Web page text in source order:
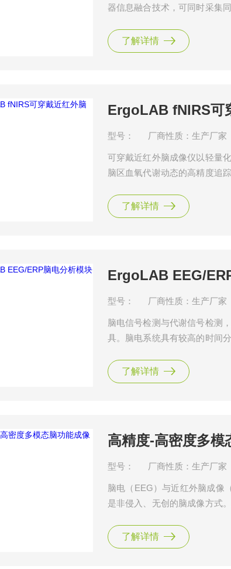
器信息融合技术，可同时采集
息的同时，兼顾了时空分辨率
据的关联性分析、提高信号的
了解详情
ErgoLAB fNIRS可
型号： 厂商性质：生产厂家
可穿戴近红外脑成像仪以轻量
脑区血氧代谢动态的高精度追
功能活动。通过智能边缘计算
分析（如疲劳、负荷）
了解详情
ErgoLAB EEG/
型号： 厂商性质：生产厂家
脑电信号检测与代谢信号检测
具。脑电系统具有较高的时间
位、以及情绪、认知负荷、警
据处理分析模块可以通过可穿
了解详情
高精度-高密度多模
型号： 厂商性质：生产厂家
脑电（EEG）与近红外脑成像
是非侵入、无创的脑成像方式
务和更广泛的人群。 高精度脑
度-高密度多模态脑功能测试。
了解详情